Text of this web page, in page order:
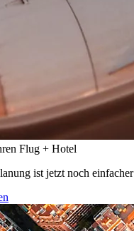
Flug + Hotel
ist jetzt noch einfacher